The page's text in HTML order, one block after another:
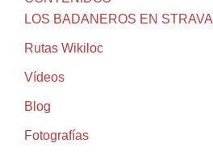
LOS BADANEROS EN STRAVA
Rutas Wikiloc
Vídeos
Blog
Fotografías